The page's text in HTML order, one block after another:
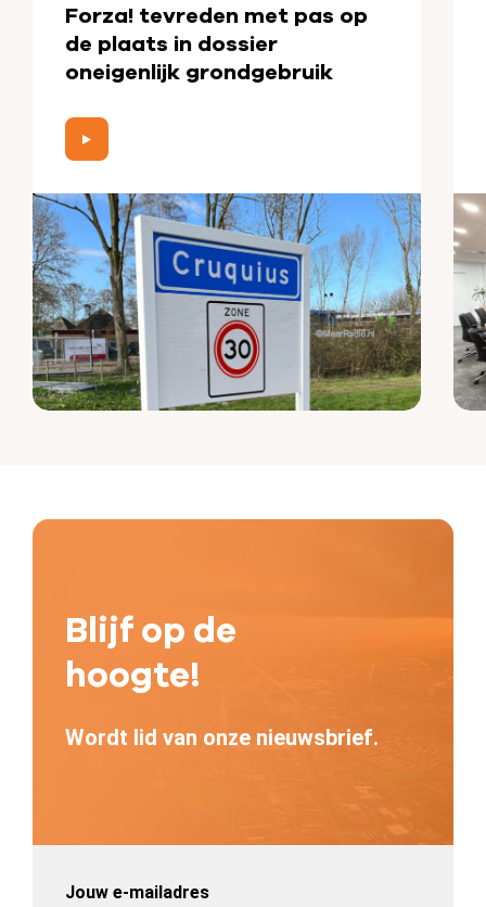
Forza! tevreden met pas op
de plaats in dossier
oneigenlijk grondgebruik
Blijf op de
hoogte!
Wordt lid van onze nieuwsbrief.
Jouw e-mailadres